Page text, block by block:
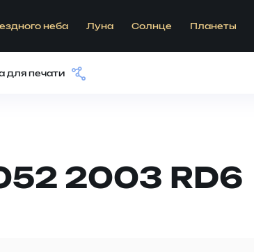
неба Луна Солнце Планеты
для печати
2003 RD6